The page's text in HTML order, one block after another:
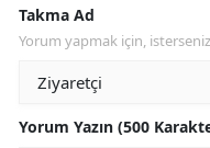
Takma Ad
Yorum yapmak için, isterseniz
Yorum Yazın (500